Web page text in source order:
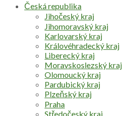
Česká republika
Jihočeský kraj
Jihomoravský kraj
Karlovarský kraj
Královéhradecký kraj
Liberecký kraj
Moravskoslezský kraj
Olomoucký kraj
Pardubický kraj
Plzeňský kraj
Praha
Středočeský kraj